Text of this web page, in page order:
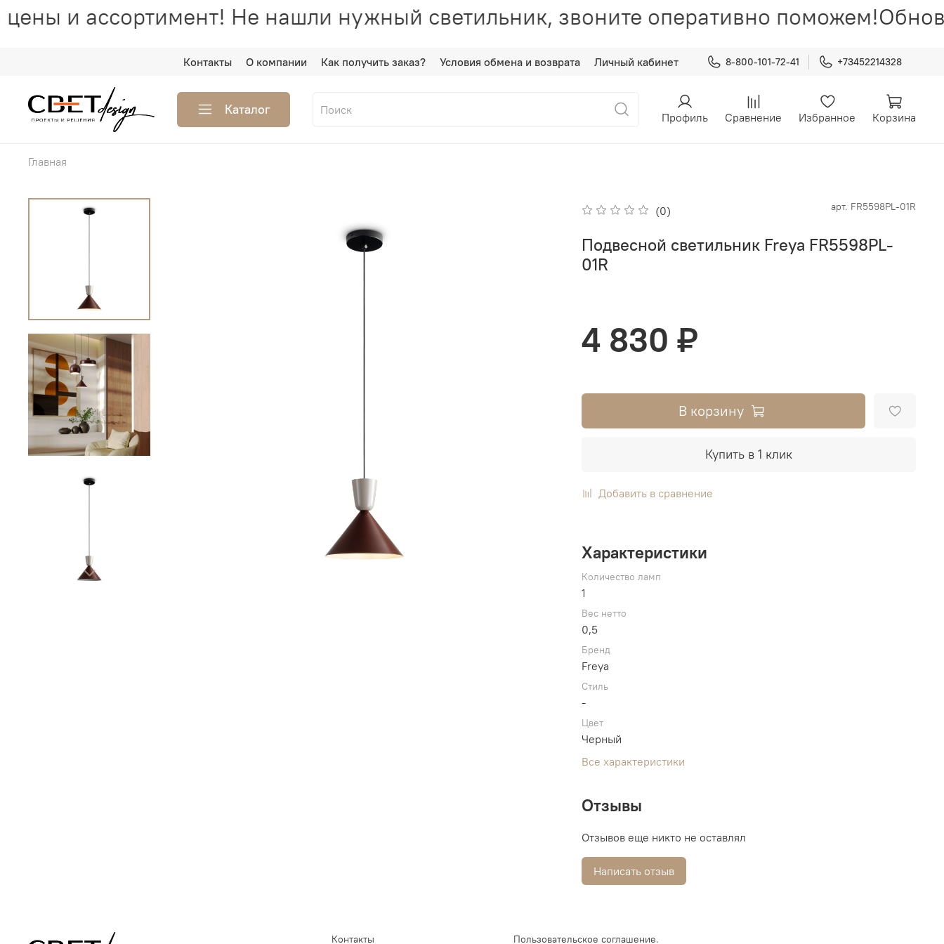
и ассортимент! Не нашли нужный светильник, звоните оперативно поможем!
Контакты О компании Как получить заказ? Условия обмена и возврата Личный кабинет 8-800-101-72-41 +73452214328
Каталог Профиль Сравнение Избранное Корзина
Главная
(0) арт. FR5598PL-01R
Подвесной светильник Freya FR5598PL-
01R
4 830 ₽
В корзину
Купить в 1 клик
Добавить в сравнение
Характеристики
Количество ламп
1
Вес нетто
0,5
Бренд
Freya
Стиль
-
Цвет
Черный
Все характеристики
Отзывы
Отзывов еще никто не оставлял
Написать отзыв
Контакты Пользовательское соглашение.